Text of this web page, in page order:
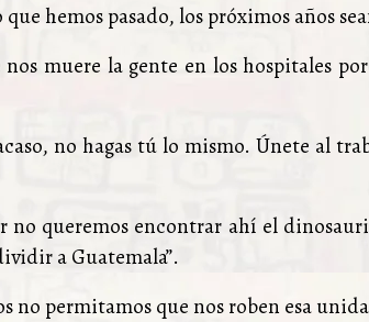
hemos pasado, los próximos años
muere la gente en los hospitales
no hagas tú lo mismo. Únete al
no queremos encontrar ahí el
a Guatemala”.
no permitamos que nos roben esa